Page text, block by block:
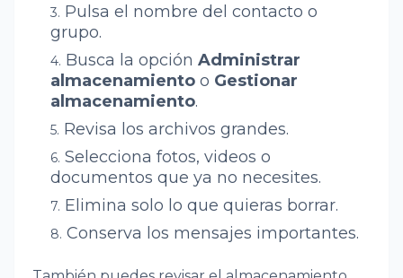
Pulsa el nombre del contacto o
grupo.
Busca la opción Administrar
almacenamiento o Gestionar
almacenamiento.
Revisa los archivos grandes.
Selecciona fotos, videos o
documentos que ya no necesites.
Elimina solo lo que quieras borrar.
Conserva los mensajes importantes.